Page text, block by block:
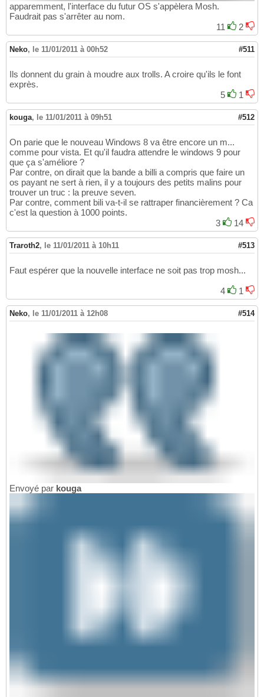
apparemment, l'interface du futur OS s'appèlera Mosh.
Faudrait pas s'arrêter au nom.
11
2
Neko, le 11/01/2011 à 00h52 #511
Ils donnent du grain à moudre aux trolls. A croire qu'ils le font
exprès.
5
1
kouga, le 11/01/2011 à 09h51 #512
On parie que le nouveau Windows 8 va être encore un m...
comme pour vista. Et qu'il faudra attendre le windows 9 pour
que ça s'améliore ?
Par contre, on dirait que la bande a billi a compris que faire un
os payant ne sert à rien, il y a toujours des petits malins pour
trouver un truc : la preuve seven.
Par contre, comment bili va-t-il se rattraper financièrement ? Ca
c'est la question à 1000 points.
3
14
Traroth2, le 11/01/2011 à 10h11 #513
Faut espérer que la nouvelle interface ne soit pas trop mosh...
4 1
Neko, le 11/01/2011 à 12h08 #514
Envoyé par kouga